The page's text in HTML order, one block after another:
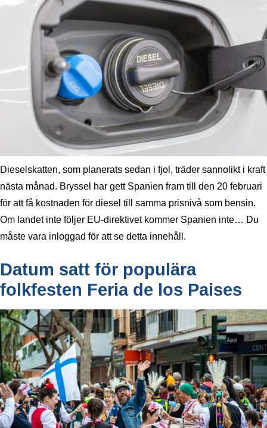
Dieselskatten, som planerats sedan i fjol, träder sannolikt i kraft
nästa månad. Bryssel har gett Spanien fram till den 20 februari
för att få kostnaden för diesel till samma prisnivå som bensin.
Om landet inte följer EU-direktivet kommer Spanien inte… Du
måste vara inloggad för att se detta innehåll.
Datum satt för populära
folkfesten Feria de los Paises